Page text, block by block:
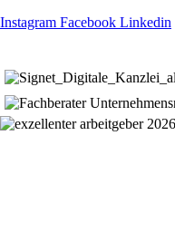
Instagram Facebook Linkedin